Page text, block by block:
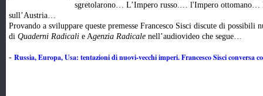
sgretolarono… L’Impero russo.… l'Impero ottomano…
sull’Austria…
Provando a sviluppare queste premesse Francesco Sisci discute di possibili
di Quaderni Radicali e Agenzia Radicale nell’audiovideo che segue…
- Russia, Europa, Usa: tentazioni di nuovi-vecchi imperi. Francesco Sisci conversa